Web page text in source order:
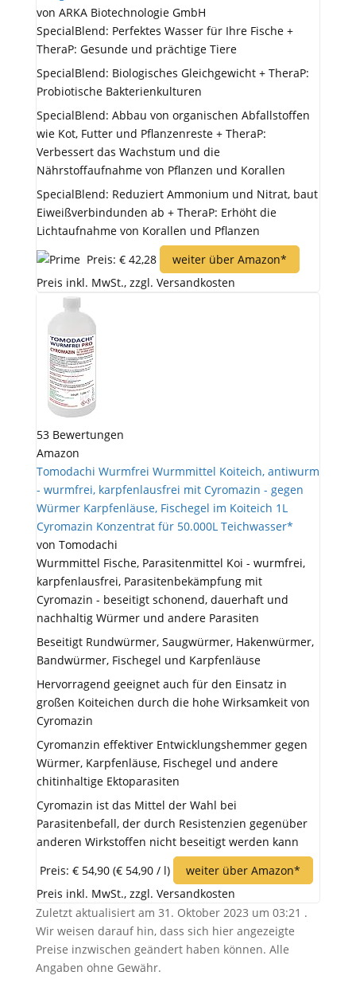
von ARKA Biotechnologie GmbH
SpecialBlend: Perfektes Wasser für Ihre Fische +
TheraP: Gesunde und prächtige Tiere
SpecialBlend: Biologisches Gleichgewicht + TheraP:
Probiotische Bakterienkulturen
SpecialBlend: Abbau von organischen Abfallstoffen
wie Kot, Futter und Pflanzenreste + TheraP:
Verbessert das Wachstum und die
Nährstoffaufnahme von Pflanzen und Korallen
SpecialBlend: Reduziert Ammonium und Nitrat, baut
Eiweißverbindunden ab + TheraP: Erhöht die
Lichtaufnahme von Korallen und Pflanzen
Preis: € 42,28
weiter über Amazon*
Preis inkl. MwSt., zzgl. Versandkosten
53 Bewertungen
Amazon
Tomodachi Wurmfrei Wurmmittel Koiteich, antiwurm
- wurmfrei, karpfenlausfrei mit Cyromazin - gegen
Würmer Karpfenläuse, Fischegel im Koiteich 1L
Cyromazin Konzentrat für 50.000L Teichwasser*
von Tomodachi
Wurmmittel Fische, Parasitenmittel Koi - wurmfrei,
karpfenlausfrei, Parasitenbekämpfung mit
Cyromazin - beseitigt schonend, dauerhaft und
nachhaltig Würmer und andere Parasiten
Beseitigt Rundwürmer, Saugwürmer, Hakenwürmer,
Bandwürmer, Fischegel und Karpfenläuse
Hervorragend geeignet auch für den Einsatz in
großen Koiteichen durch die hohe Wirksamkeit von
Cyromazin
Cyromanzin effektiver Entwicklungshemmer gegen
Würmer, Karpfenläuse, Fischegel und andere
chitinhaltige Ektoparasiten
Cyromazin ist das Mittel der Wahl bei
Parasitenbefall, der durch Resistenzien gegenüber
anderen Wirkstoffen nicht beseitigt werden kann
Preis: € 54,90 (€ 54,90 / l)
weiter über Amazon*
Preis inkl. MwSt., zzgl. Versandkosten
Zuletzt aktualisiert am 31. Oktober 2023 um 03:21 .
Wir weisen darauf hin, dass sich hier angezeigte
Preise inzwischen geändert haben können. Alle
Angaben ohne Gewähr.